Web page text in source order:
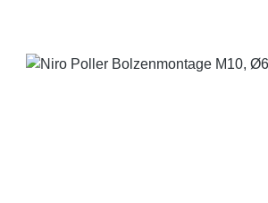
Bildergalerie überspringen